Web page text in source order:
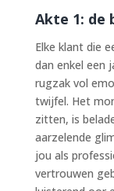
Akte 1: de
Elke klant die
dan enkel een
rugzak vol
twijfel. Het
zitten, is
aarzelende
jou als
vertrouwen